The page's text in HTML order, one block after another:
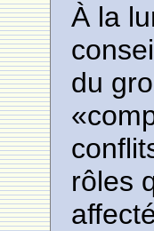
À la
du
rôles